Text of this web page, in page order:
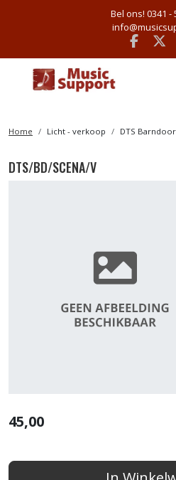
Bel ons! 0341 -
Facebook
x
Home Licht - verkoop DTS
DTS/BD/SCENA/V
45,00